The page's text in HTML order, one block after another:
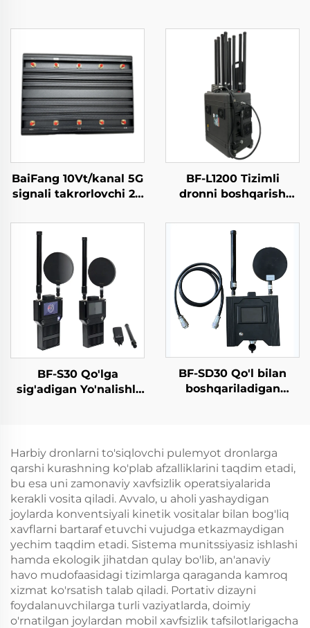
BaiFang 10Vt/kanal 5G
signali takrorlovchi 2G
BF-L1200 Tizimli
dronni boshqarish
BF-S30 Qo'lga
sig'adigan Yo'nalishli
BF-SD30 Qo'l bilan
boshqariladigan
Harbiy dronlarni to'siqlovchi pulemyot dronlarga
qarshi kurashning ko'plab afzalliklarini taqdim etadi,
bu esa uni zamonaviy xavfsizlik operatsiyalarida
kerakli vosita qiladi. Avvalo, u aholi yashaydigan
joylarda konventsiyali kinetik vositalar bilan bog'liq
xavflarni bartaraf etuvchi vujudga etkazmaydigan
yechim taqdim etadi. Sistema munitssiyasiz ishlashi
hamda ekologik jihatdan qulay bo'lib, an'anaviy
havo mudofaasidagi tizimlarga qaraganda kamroq
xizmat ko'rsatish talab qiladi. Portativ dizayni
foydalanuvchilarga turli vaziyatlarda, doimiy
o'rnatilgan joylardan mobil xavfsizlik tafsilotlarigacha